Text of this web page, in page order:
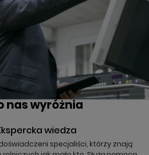
nas wyróżnia
wiedza
specjaliści, którzy znają